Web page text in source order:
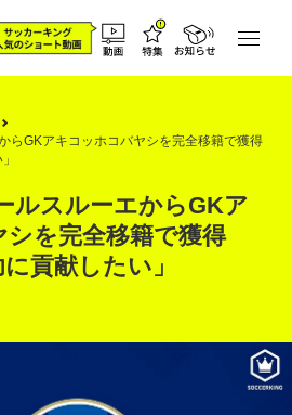
らGKアキコッホコバヤシを完全移籍で獲得
ルスルーエからGKア
を完全移籍で獲得
貢献したい」